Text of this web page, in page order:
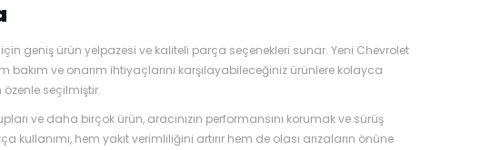
geniş ürün yelpazesi ve kaliteli parça seçenekleri sunar. Yeni Chevrolet
ve onarım ihtiyaçlarını karşılayabileceğiniz ürünlere kolayca
özenle seçilmiştir.
ve daha birçok ürün, aracınızın performansını korumak ve sürüş
hem yakıt verimliliğini artırır hem de olası arızaların önüne